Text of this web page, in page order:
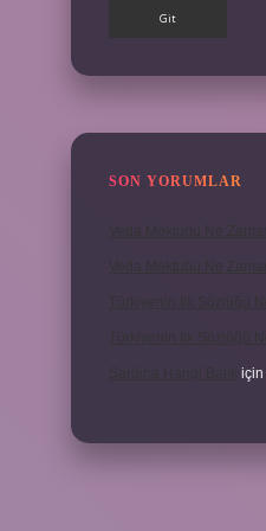
SON YORUMLAR
için